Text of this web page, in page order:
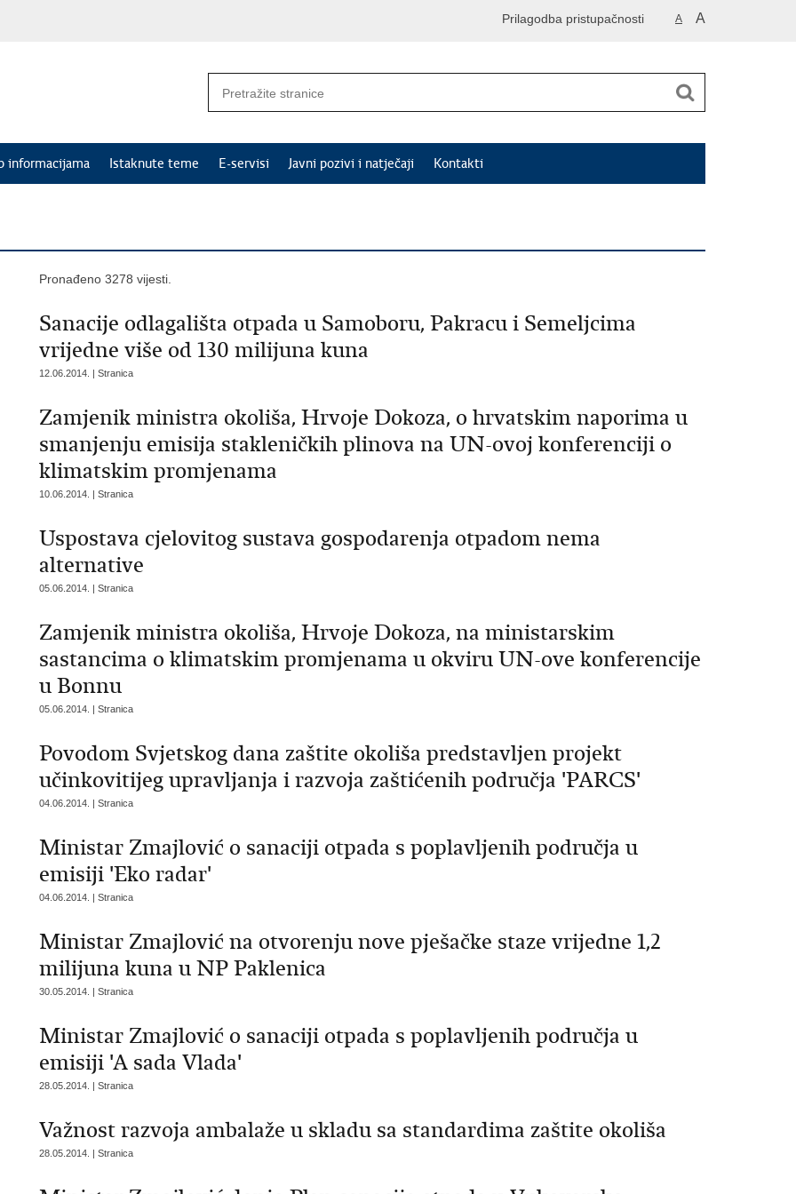
A A
Prilagodba pristupačnosti
informacijama Istaknute teme E-servisi Javni pozivi i natječaji Kontakti
Pronađeno 3278 vijesti.
Sanacije odlagališta otpada u Samoboru, Pakracu i Semeljcima
vrijedne više od 130 milijuna kuna
12.06.2014. | Stranica
Zamjenik ministra okoliša, Hrvoje Dokoza, o hrvatskim naporima u
smanjenju emisija stakleničkih plinova na UN-ovoj konferenciji o
klimatskim promjenama
10.06.2014. | Stranica
Uspostava cjelovitog sustava gospodarenja otpadom nema
alternative
05.06.2014. | Stranica
Zamjenik ministra okoliša, Hrvoje Dokoza, na ministarskim
sastancima o klimatskim promjenama u okviru UN-ove konferencije
u Bonnu
05.06.2014. | Stranica
Povodom Svjetskog dana zaštite okoliša predstavljen projekt
učinkovitijeg upravljanja i razvoja zaštićenih područja 'PARCS'
04.06.2014. | Stranica
Ministar Zmajlović o sanaciji otpada s poplavljenih područja u
emisiji 'Eko radar'
04.06.2014. | Stranica
Ministar Zmajlović na otvorenju nove pješačke staze vrijedne 1,2
milijuna kuna u NP Paklenica
30.05.2014. | Stranica
Ministar Zmajlović o sanaciji otpada s poplavljenih područja u
emisiji 'A sada Vlada'
28.05.2014. | Stranica
Važnost razvoja ambalaže u skladu sa standardima zaštite okoliša
28.05.2014. | Stranica